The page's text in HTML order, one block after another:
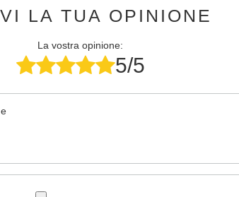
LA TUA OPINIONE
La vostra opinione:
5/5